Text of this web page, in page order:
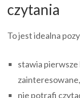
czytania
To jest idealna
stawia
zainteresowane,
nie potrafi